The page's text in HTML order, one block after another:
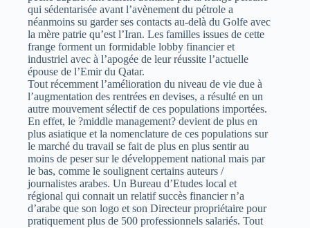
qui sédentarisée avant l’avènement du pétrole a
néanmoins su garder ses contacts au-delà du Golfe avec
la mère patrie qu’est l’Iran. Les familles issues de cette
frange forment un formidable lobby financier et
industriel avec à l’apogée de leur réussite l’actuelle
épouse de l’Emir du Qatar.
Tout récemment l’amélioration du niveau de vie due à
l’augmentation des rentrées en devises, a résulté en un
autre mouvement sélectif de ces populations importées.
En effet, le ?middle management? devient de plus en
plus asiatique et la nomenclature de ces populations sur
le marché du travail se fait de plus en plus sentir au
moins de peser sur le développement national mais par
le bas, comme le soulignent certains auteurs /
journalistes arabes. Un Bureau d’Etudes local et
régional qui connait un relatif succès financier n’a
d’arabe que son logo et son Directeur propriétaire pour
pratiquement plus de 500 professionnels salariés. Tout